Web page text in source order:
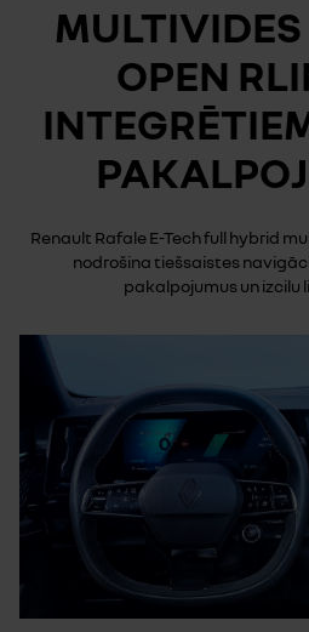
OPEN
Renault Rafale E-Tech full hybrid
nodrošina tiešsaistes
pakalpojumus un izcilu